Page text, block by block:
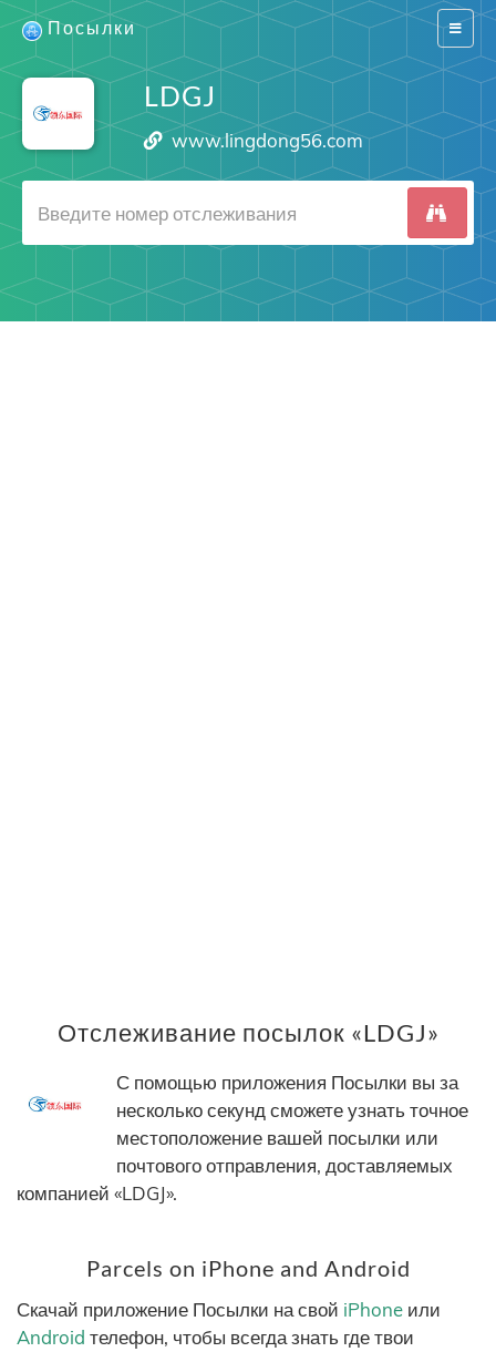
Switch
Посылки
LDGJ
www.lingdong56.com
Отслеживание посылок «LDGJ»
С помощью приложения Посылки вы за
несколько секунд сможете узнать точное
местоположение вашей посылки или
почтового отправления, доставляемых
компанией «LDGJ».
Parcels on iPhone and Android
Скачай приложение Посылки на свой iPhone или
Android телефон, чтобы всегда знать где твои